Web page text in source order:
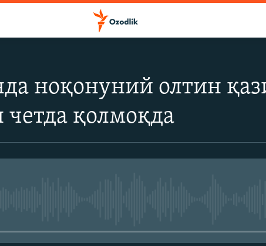
ноқонуний олтин
четда қолмоқда